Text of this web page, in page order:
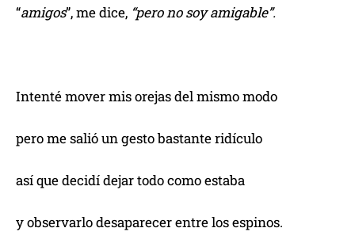
“amigos”, me dice, “pero no soy amigable”.
Intenté mover mis orejas del mismo modo
pero me salió un gesto bastante ridículo
así que decidí dejar todo como estaba
y observarlo desaparecer entre los espinos.